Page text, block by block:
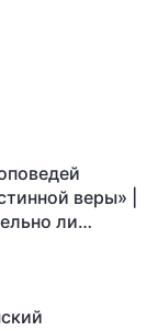
веры» |
ли